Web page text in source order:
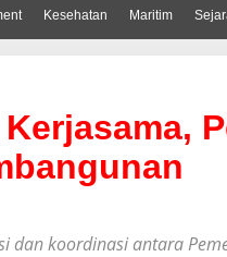
Kesehatan Maritim
dan koordinasi antara